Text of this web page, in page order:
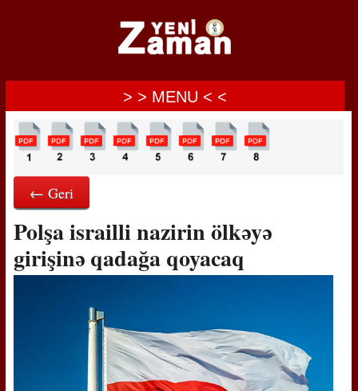
> > MENU < <
← Geri
Polşa israilli nazirin ölkəyə
girişinə qadağa qoyacaq